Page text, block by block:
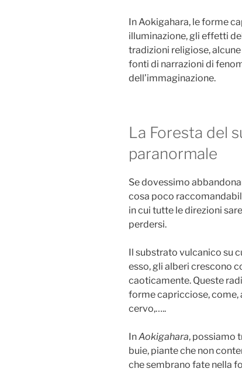
In Aokigahara, le forme
illuminazione, gli effetti
tradizioni religiose,
fonti di narrazioni di
dell’immaginazione.
La Foresta del
paranormale
Se dovessimo
cosa poco
in cui tutte le direzioni
perdersi.
Il substrato vulcanico su
esso, gli alberi crescono
caoticamente. Queste
forme capricciose, come,
cervo,…..
InAokigahara, possiamo
buie, piante che non
che sembrano fate nella